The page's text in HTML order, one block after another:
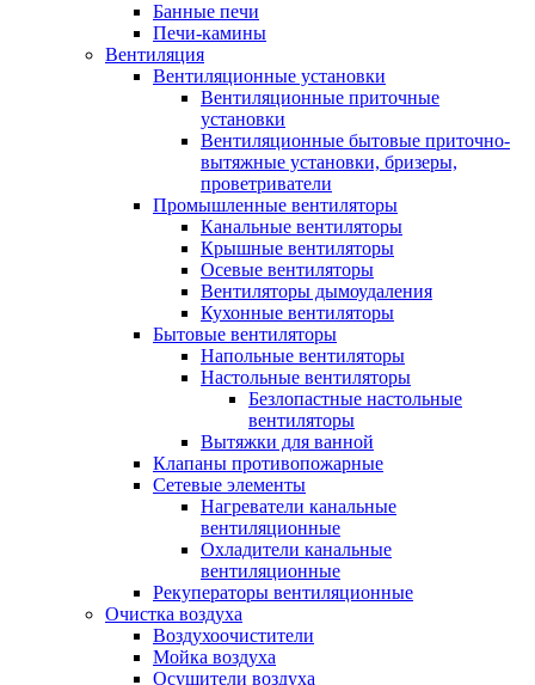
Банные печи
Печи-камины
Вентиляция
Вентиляционные установки
Вентиляционные приточные
установки
Вентиляционные бытовые приточно-
вытяжные установки, бризеры,
проветриватели
Промышленные вентиляторы
Канальные вентиляторы
Крышные вентиляторы
Осевые вентиляторы
Вентиляторы дымоудаления
Кухонные вентиляторы
Бытовые вентиляторы
Напольные вентиляторы
Настольные вентиляторы
Безлопастные настольные
вентиляторы
Вытяжки для ванной
Клапаны противопожарные
Сетевые элементы
Нагреватели канальные
вентиляционные
Охладители канальные
вентиляционные
Рекуператоры вентиляционные
Очистка воздуха
Воздухоочистители
Мойка воздуха
Осушители воздуха